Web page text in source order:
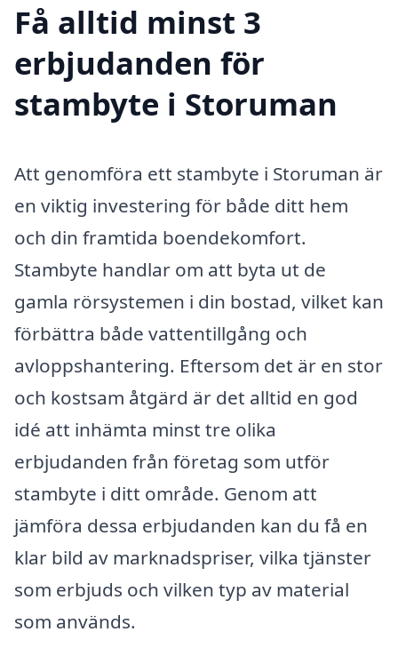
Få alltid minst 3
erbjudanden för
stambyte i Storuman
Att genomföra ett stambyte i Storuman är
en viktig investering för både ditt hem
och din framtida boendekomfort.
Stambyte handlar om att byta ut de
gamla rörsystemen i din bostad, vilket kan
förbättra både vattentillgång och
avloppshantering. Eftersom det är en stor
och kostsam åtgärd är det alltid en god
idé att inhämta minst tre olika
erbjudanden från företag som utför
stambyte i ditt område. Genom att
jämföra dessa erbjudanden kan du få en
klar bild av marknadspriser, vilka tjänster
som erbjuds och vilken typ av material
som används.